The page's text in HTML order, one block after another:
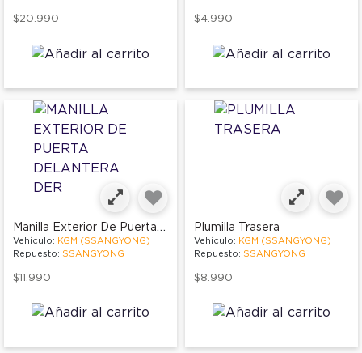
$20.990 $4.990
Manilla Exterior De Puerta Delantera Der
Vehículo: KGM (SSANGYONG)
Repuesto: SSANGYONG
$11.990
Plumilla Trasera
Vehículo: KGM (SSANGYONG)
Repuesto: SSANGYONG
$8.990